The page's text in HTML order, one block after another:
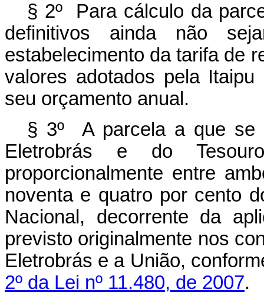
§ 2º Para cálculo da
definitivos ainda não
estabelecimento da tarifa de
valores adotados pela Itaipu
seu orçamento anual.
§ 3º A parcela a que se
Eletrobrás e do
proporcionalmente entre
noventa e quatro por cento
Nacional, decorrente da
previsto originalmente nos
Eletrobrás e a União,
2º da Lei nº 11.480, de 2007.